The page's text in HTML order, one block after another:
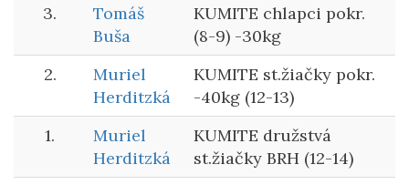
3.
Tomáš
Buša
KUMITE chlapci pokr.
(8-9) -30kg
2.
Muriel
Herditzká
KUMITE st.žiačky pokr.
-40kg (12-13)
1.
Muriel
Herditzká
KUMITE družstvá
st.žiačky BRH (12-14)